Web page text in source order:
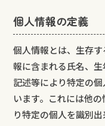
個人情報の定義
個人情報とは、生存
報に含まれる氏名、
記述等により特定の
います。これには他
り特定の個人を識別